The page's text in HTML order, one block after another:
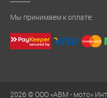
Мы принимаем к оплате:
2026 © ООО «АВМ - мото»